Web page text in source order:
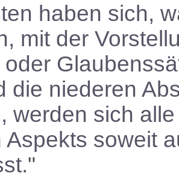
haben sich,
mit der
oder
die niederen
werden sich
Aspekts soweit